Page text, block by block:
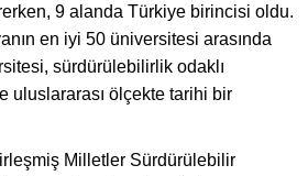
9 alanda Türkiye birincisi oldu.
en iyi 50 üniversitesi arasında
sürdürülebilirlik odaklı
uluslararası ölçekte tarihi bir
Milletler Sürdürülebilir